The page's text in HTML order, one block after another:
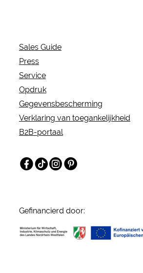
Sales Guide
Press
Service
Opdruk
Gegevensbescherming
Verklaring van toegankelijkheid
B2B-portaal
Facebook
TikTokInstagramPinterest
Gefinancierd door: